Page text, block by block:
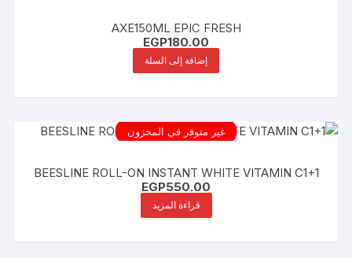
AXE150ML EPIC FRESH
EGP180.00
إضافة إلى السلة
غير متوفر في المخزون
BEESLINE ROLL-ON INSTANT WHITE VITAMIN C1+1
EGP550.00
قراءة المزيد